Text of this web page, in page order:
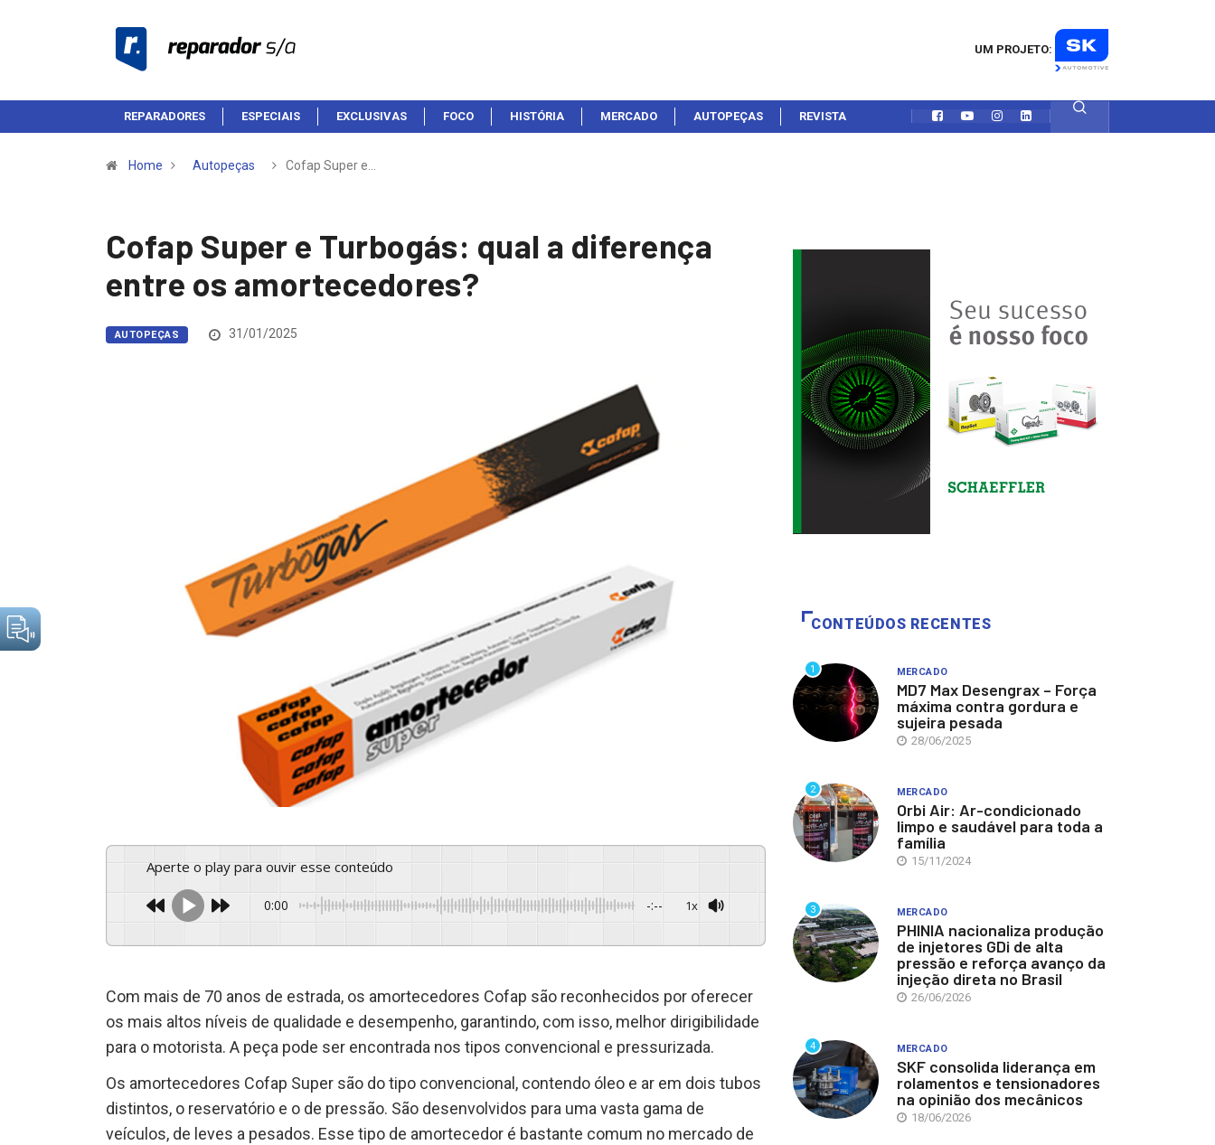
UM PROJETO:
REPARADORES ESPECIAIS EXCLUSIVAS FOCO HISTÓRIA MERCADO AUTOPEÇAS REVISTA
Home Autopeças Cofap Super e…
Cofap Super e Turbogás: qual a diferença
entre os amortecedores?
AUTOPEÇAS 31/01/2025
Aperte o play para ouvir esse conteúdo
0:00 -:-- 1x
Com mais de 70 anos de estrada, os amortecedores Cofap são reconhecidos por oferecer
os mais altos níveis de qualidade e desempenho, garantindo, com isso, melhor dirigibilidade
para o motorista. A peça pode ser encontrada nos tipos convencional e pressurizada.
Os amortecedores Cofap Super são do tipo convencional, contendo óleo e ar em dois tubos
distintos, o reservatório e o de pressão. São desenvolvidos para uma vasta gama de
veículos, de leves a pesados. Esse tipo de amortecedor é bastante comum no mercado de
CONTEÚDOS RECENTES
1 MERCADO
MD7 Max Desengrax – Força
máxima contra gordura e
sujeira pesada
28/06/2025
2 MERCADO
Orbi Air: Ar-condicionado
limpo e saudável para toda a
família
15/11/2024
3 MERCADO
PHINIA nacionaliza produção
de injetores GDi de alta
pressão e reforça avanço da
injeção direta no Brasil
26/06/2026
4 MERCADO
SKF consolida liderança em
rolamentos e tensionadores
na opinião dos mecânicos
18/06/2026